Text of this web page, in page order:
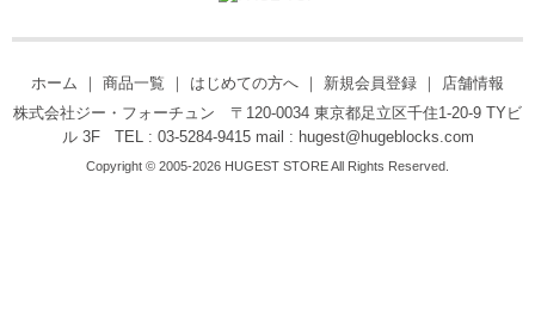
ホーム 商品一覧 はじめての方へ 新規会員登録
店舗情報
株式会社ジー・フォーチュン 〒120-0034 東京都足立区千住1-20-9 TYビ
ル 3F TEL : 03-5284-9415 mail : hugest@hugeblocks.com
Copyright © 2005-2026 HUGEST STORE All Rights Reserved.